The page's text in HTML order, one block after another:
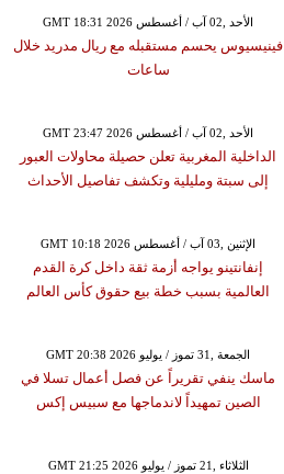
GMT 18:31 2026 الأحد ,02 آب / أغسطس
فينيسيوس يحسم مستقبله مع ريال مدريد خلال
ساعات
GMT 23:47 2026 الأحد ,02 آب / أغسطس
الداخلية المغربية تعلن حصيلة محاولات العبور
إلى سبتة ومليلية وتكشف تفاصيل الأحداث
GMT 10:18 2026 الإثنين ,03 آب / أغسطس
إنفانتينو يواجه أزمة ثقة داخل كرة القدم
العالمية بسبب خطة بيع حقوق كأس العالم
GMT 20:38 2026 الجمعة ,31 تموز / يوليو
ماسك ينفي تقريراً عن فصل أعمال تسلا في
الصين تمهيداً لاندماجها مع سبيس إكس
GMT 21:25 2026 الثلاثاء ,21 تموز / يوليو